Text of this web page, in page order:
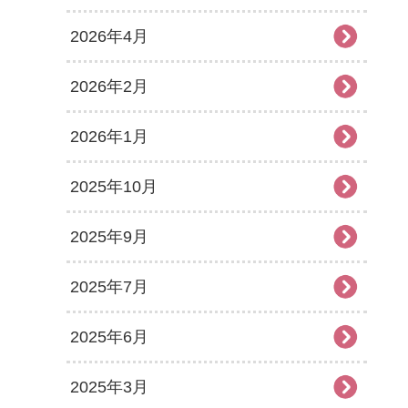
2026年4月
2026年2月
2026年1月
2025年10月
2025年9月
2025年7月
2025年6月
2025年3月